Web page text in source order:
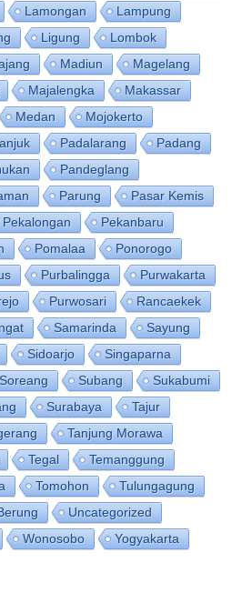
Lamongan
Lampung
Ligung
Lombok
Madiun
Magelang
Majalengka
Makassar
Medan
Mojokerto
Padalarang
Padang
Pandeglang
Parung
Pasar Kemis
Pekalongan
Pekanbaru
Pomalaa
Ponorogo
Purbalingga
Purwakarta
Purwosari
Rancaekek
Samarinda
Sayung
Sidoarjo
Singaparna
Soreang Subang
Sukabumi
Surabaya
Tajur
Tanjung Morawa
Tegal
Temanggung
Tomohon
Tulungagung
Uncategorized
Wonosobo Yogyakarta